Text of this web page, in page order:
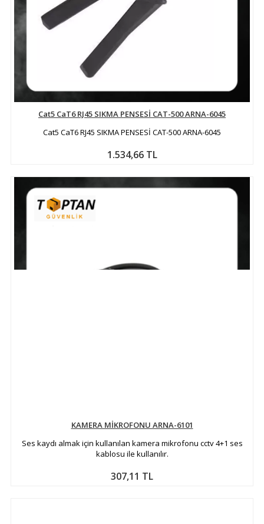
Cat5 CaT6 RJ45 SIKMA PENSESİ CAT-500 ARNA-6045
Cat5 CaT6 RJ45 SIKMA PENSESİ CAT-500 ARNA-6045
1.534,66 TL
KAMERA MİKROFONU ARNA-6101
Ses kaydı almak için kullanılan kamera mikrofonu cctv 4+1 ses
kablosu ile kullanılır.
307,11 TL